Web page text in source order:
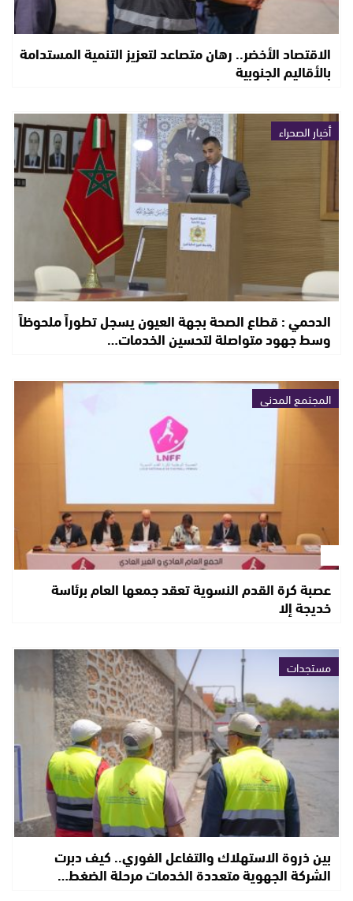
الاقتصاد الأخضر.. رهان متصاعد لتعزيز التنمية المستدامة
بالأقاليم الجنوبية
أخبار الصحراء
الدحمي : قطاع الصحة بجهة العيون يسجل تطوراً ملحوظاً
وسط جهود متواصلة لتحسين الخدمات…
المجتمع المدني
عصبة كرة القدم النسوية تعقد جمعها العام برئاسة
خديجة إلا
مستجدات
بين ذروة الاستهلاك والتفاعل الفوري.. كيف دبرت
الشركة الجهوية متعددة الخدمات مرحلة الضغط…